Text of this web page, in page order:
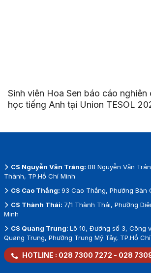
Sinh viên Hoa Sen báo cáo
học tiếng Anh tại Union TESOL
CS Nguyễn Văn Tráng: 08 Nguyễn Văn
Thành, TP.Hồ Chí Minh
CS Cao Thắng: 93 Cao Thắng, Phường Bàn
CS Thành Thái: 7/1 Thành Thái, Phường
Minh
CS Quang Trung: Lô 10, Đường số 3, Công
Quang Trung, Phường Trung Mỹ Tây, TP.Hồ
HOTLINE : 028 7300 7272 - 028